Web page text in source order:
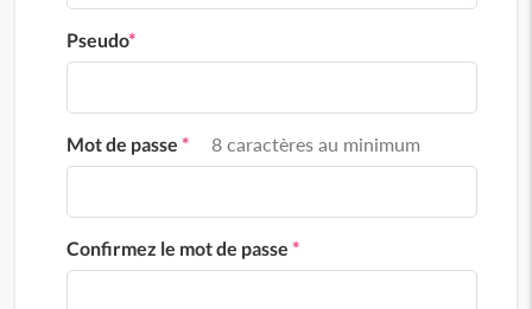
Pseudo*
Mot de passe * 8 caractères au minimum
Confirmez le mot de passe *